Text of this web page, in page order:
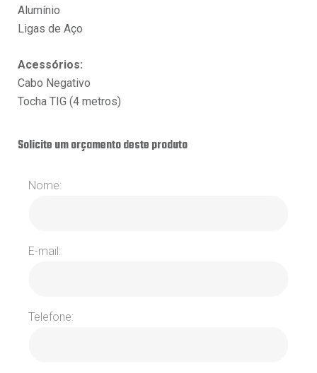
Alumínio
Ligas de Aço
Acessórios:
Cabo Negativo
Tocha TIG (4 metros)
Solicite um orçamento deste produto
Nome:
E-mail:
Telefone: